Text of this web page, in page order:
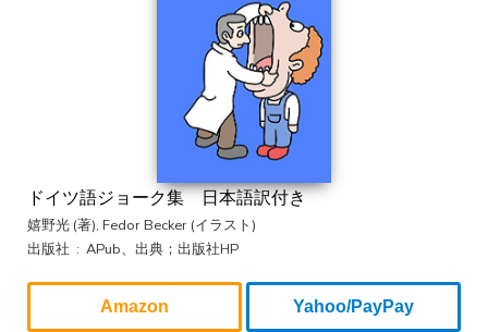
ドイツ語ジョーク集 日本語訳付き
嬉野光 (著), Fedor Becker (イラスト)
出版社 ‏ : ‎ APub、出典；出版社HP
Amazon Yahoo/PayPay